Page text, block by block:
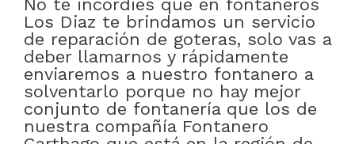
No te incordies que en fontaneros
Los Diaz te brindamos un servicio
de reparación de goteras, solo vas a
deber llamarnos y rápidamente
enviaremos a nuestro fontanero a
solventarlo porque no hay mejor
conjunto de fontanería que los de
nuestra compañía Fontanero